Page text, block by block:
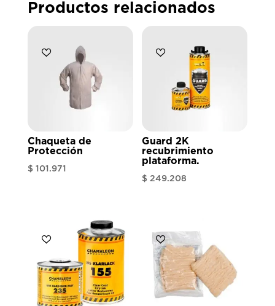
Productos relacionados
Chaqueta de
Protección
$ 101.971
Guard 2K
recubrimiento
plataforma.
$ 249.208